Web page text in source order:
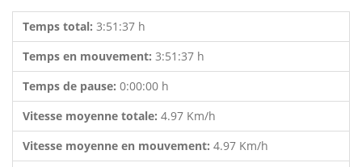
Temps total: 3:51:37 h
Temps en mouvement: 3:51:37 h
Temps de pause: 0:00:00 h
Vitesse moyenne totale: 4.97 Km/h
Vitesse moyenne en mouvement: 4.97 Km/h